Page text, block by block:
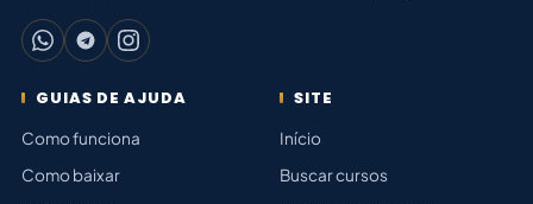
GUIAS DE AJUDA
Como funciona
Como baixar
SITE
Início
Buscar cursos